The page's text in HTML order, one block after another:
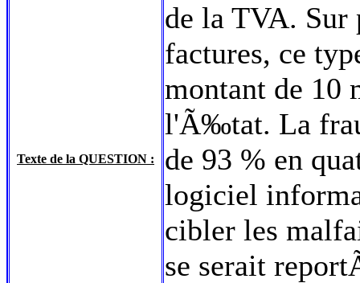
Texte de la QUESTION :
de la TVA. Sur
factures, ce
montant de 10
l'Ã‰tat. La
de 93 % en
logiciel
cibler les
se serait